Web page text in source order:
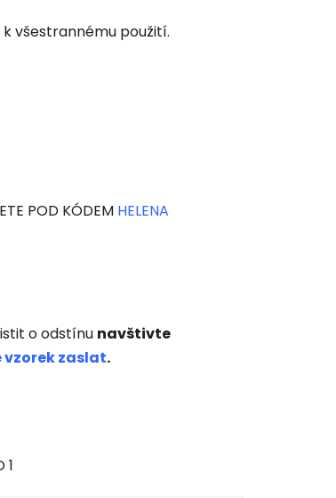
k všestrannému použití.
POD KÓDEM HELENA
o odstínu navštivte
vzorek zaslat.
1